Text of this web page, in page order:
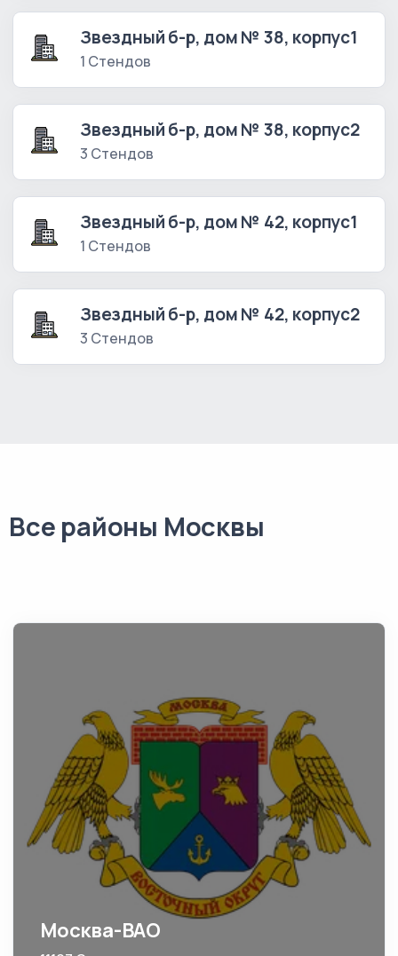
Звездный б-р, дом № 38, корпус1
1 Стендов
Звездный б-р, дом № 38, корпус2
3 Стендов
Звездный б-р, дом № 42, корпус1
1 Стендов
Звездный б-р, дом № 42, корпус2
3 Стендов
Все районы Москвы
Москва-ВАО